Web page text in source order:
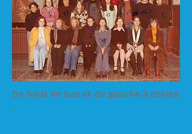
De haut en bas et de gauche à droite
: